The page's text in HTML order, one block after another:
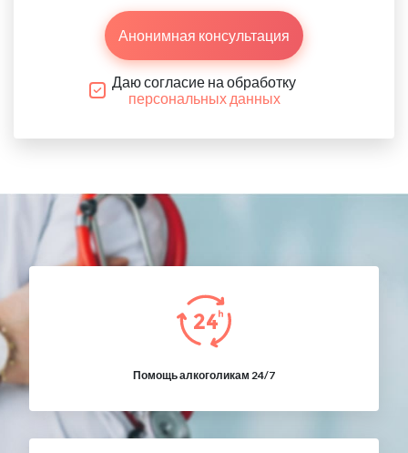
Анонимная консультация
Даю согласие на обработку
персональных данных
Помощь алкоголикам 24/7